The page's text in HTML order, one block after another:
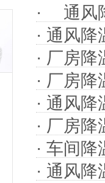
·
通风
· 通风
· 厂房降
· 厂房降
· 通风降
· 厂房降
· 车间降
· 通风降